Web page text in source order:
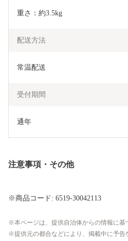
重さ：約3.5kg
配送方法
常温配送
受付期間
通年
注意事項・その他
※商品コード: 6519-30042113
本ページは、提供自治体からの情報に基
提供元の都合などにより、掲載中に予告